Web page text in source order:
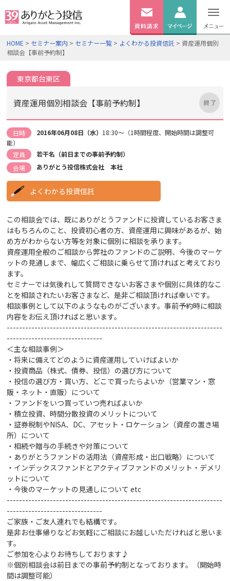
無料資料 ログイン
HOME > セミナー案内 > セミナー一覧 > よくわかる投資信託 > 資産運用個別
相談会【事前予約制】
東京都台東区
資産運用個別相談会【事前予約制】
日時 2016年06月08日（水） 18:30～（1時間程度、開始時間は調整可
能）
定員
若干名（前日までの事前予約制）
会場
ありがとう投信株式会社 本社
よくわかる投資信託
この相談会では、既にありがとうファンドに投資しているお客さま
はもちろんのこと、投資初心者の方、資産運用に興味があるが、始
め方がわからない方等を対象に個別に相談を承ります。
資産運用全般のご相談から弊社のファンドのご説明、今後のマーケ
ットの見通しまで、幅広くご相談に乗らせて頂ければと考えており
ます。
セミナーでは気後れして質問できないお客さまや個別に具体的なこ
とを相談されたいお客さまなど、是非ご相談頂ければ幸いです。
相談事例として以下のようなものがございます。事前予約時に相談
内容をお伝え頂ければと思います。
----------------------------------------------------------------------
-------------------------------
＜主な相談事例＞
・将来に備えてどのように資産運用していけばよいか
・投資商品（株式、債券、投信）の選び方について
・投信の選び方・買い方、どこで買ったらよいか（営業マン・窓
販・ネット・直販）について
・ファンドをいつ買っていつ売ればよいか
・積立投資、時間分散投資のメリットについて
・証券税制やNISA、DC、アセット・ロケーション（資産の置き場
所）について
・相続や贈与の手続きや対策について
・ありがとうファンドの活用法（資産形成・出口戦略）について
・インデックスファンドとアクティブファンドのメリット・デメリ
ットについて
・今後のマーケットの見通しについてetc
----------------------------------------------------------------------
-------------------------------
ご家族・ご友人連れでも結構です。
是非お仕事帰りなどお気軽にご相談にお越しいただければと思いま
す。
ご参加を心よりお待ちしております♪
※個別相談会は前日までの事前予約制となっております。（開始時
間は調整可能）